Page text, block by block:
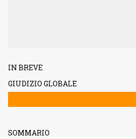
IN BREVE
GIUDIZIO GLOBALE
SOMMARIO